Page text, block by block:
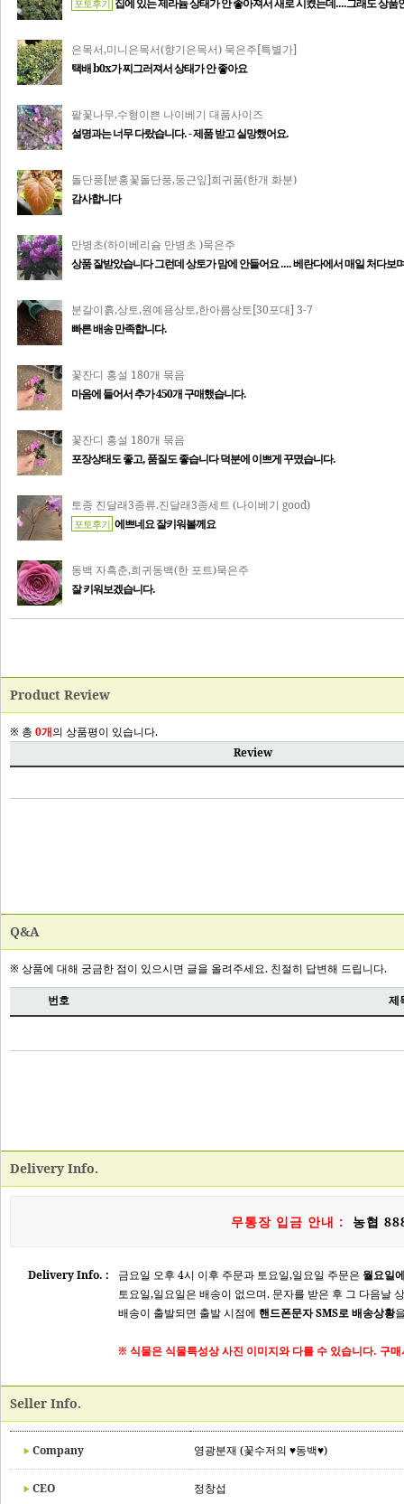
Product Review
Q&A
Delivery Info.
무통장 입금 안내 : 농협
Delivery Info. : 금요일 오후 4시 이후 주문과 토요일,일요일 주문은 월요일
토요일,일요일은 배송이 없으며. 문자를 받은 후 그 다음날
배송이 출발되면 출발 시점에 핸드폰문자 SMS로 배송상황
※ 식물은 식물특성상 사진 이미지와 다를 수 있습니다. 구
Seller Info.
Company 영광분재 (꽃수저의 ♥동백♥)
CEO 정창섭